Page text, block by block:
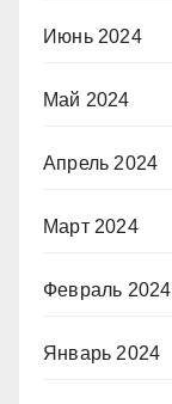
Июнь 2024
Май 2024
Апрель 2024
Март 2024
Февраль 2024
Январь 2024